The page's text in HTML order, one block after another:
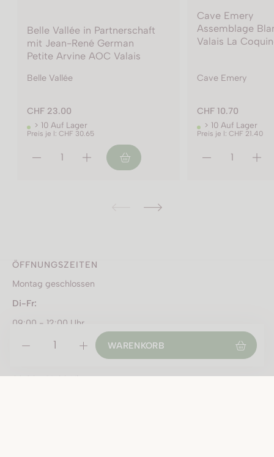
WARENKORB
Assemblage Blanc AOC
Valais La Coquine
Cave Emery
CHF 10.70
> 10 Auf Lager
Preis je l: CHF 21.40
Cave Emery
Petite Arvine
Valais
Cave Emery
CHF 23.40
< 10 Auf Lager
Preis je l: CHF 31.20
ÖFFNUNGSZEITEN
Montag geschlossen
Di-Fr:
09:00 - 12:00 Uhr
13:30 - 18:30 Uhr
09:00 - 16:00 Uhr